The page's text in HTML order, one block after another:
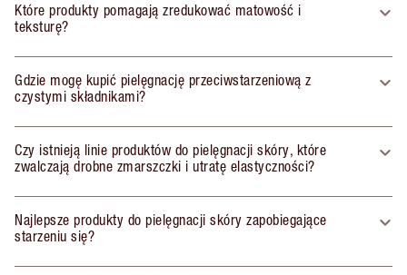
Które produkty pomagają zredukować matowość i
teksturę?
Gdzie mogę kupić pielęgnację przeciwstarzeniową z
czystymi składnikami?
Czy istnieją linie produktów do pielęgnacji skóry, które
zwalczają drobne zmarszczki i utratę elastyczności?
Najlepsze produkty do pielęgnacji skóry zapobiegające
starzeniu się?